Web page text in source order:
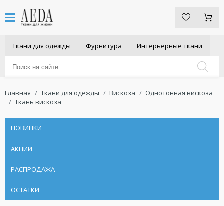
Ткани для одежды Фурнитура Интерьерные ткани
Главная Ткани для одежды Вискоза
Однотонная вискоза
Ткань вискоза
НОВИНКИ
АКЦИИ
РАСПРОДАЖА
ОСТАТКИ